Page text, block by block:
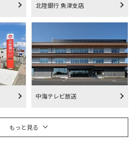
北陸銀行 魚津支店
中海テレビ放送
もっと見る